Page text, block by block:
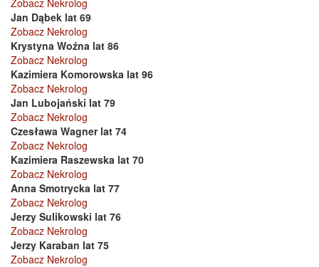
Zobacz Nekrolog
Jan Dąbek lat 69
Zobacz Nekrolog
Krystyna Woźna lat 86
Zobacz Nekrolog
Kazimiera Komorowska lat 96
Zobacz Nekrolog
Jan Lubojański lat 79
Zobacz Nekrolog
Czesława Wagner lat 74
Zobacz Nekrolog
Kazimiera Raszewska lat 70
Zobacz Nekrolog
Anna Smotrycka lat 77
Zobacz Nekrolog
Jerzy Sulikowski lat 76
Zobacz Nekrolog
Jerzy Karaban lat 75
Zobacz Nekrolog